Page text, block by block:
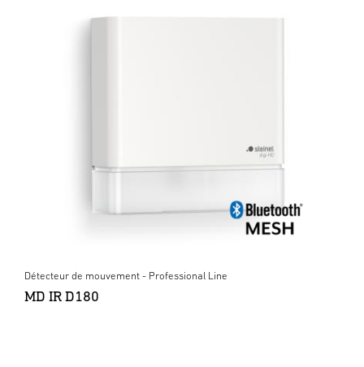
Détecteur de mouvement - Professional Line
MD IR D180